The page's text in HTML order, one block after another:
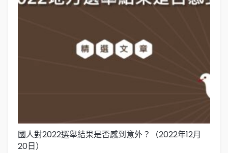
國人對2022選舉結果是否感到意外？（2022年12月
20日）